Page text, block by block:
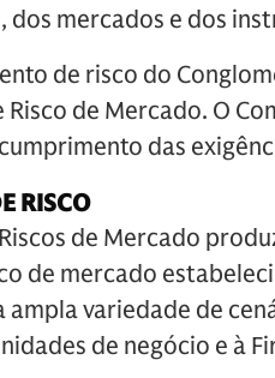
dos mercados e dos
de risco do
de Mercado. O
das
RISCO
de Mercado
de mercado
variedade de
de negócio e à